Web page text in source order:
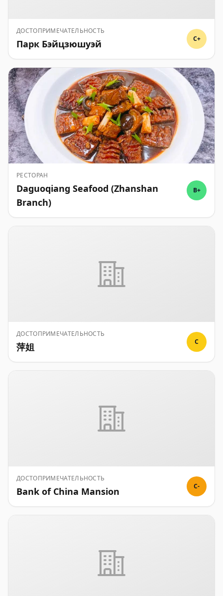
ДОСТОПРИМЕЧАТЕЛЬНОСТЬ
Парк Бэйцзюшуэй C+
РЕСТОРАН
Daguoqiang Seafood (Zhanshan
Branch)
B+
ДОСТОПРИМЕЧАТЕЛЬНОСТЬ
萍姐 C
ДОСТОПРИМЕЧАТЕЛЬНОСТЬ
Bank of China Mansion C-